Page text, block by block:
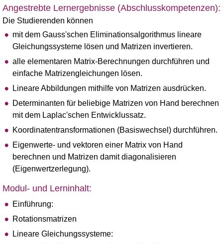
Angestrebte Lernergebnisse (Abschlusskompetenzen):
Die Studierenden können
mit dem Gauss'schen Eliminationsalgorithmus lineare
Gleichungssysteme lösen und Matrizen invertieren.
alle elementaren Matrix-Berechnungen durchführen und
einfache Matrizengleichungen lösen.
Lineare Abbildungen mithilfe von Matrizen ausdrücken.
Determinanten für beliebige Matrizen von Hand berechnen
mit dem Laplac'schen Entwicklussatz.
Koordinatentransformationen (Basiswechsel) durchführen.
Eigenwerte- und vektoren einer Matrix von Hand
berechnen und Matrizen damit diagonalisieren
(Eigenwertzerlegung).
Modul- und Lerninhalt:
Einführung:
Rotationsmatrizen
Lineare Gleichungssysteme: